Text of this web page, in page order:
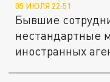
05 ИЮЛЯ 22:51
Бывшие
нестандартные
иностранных